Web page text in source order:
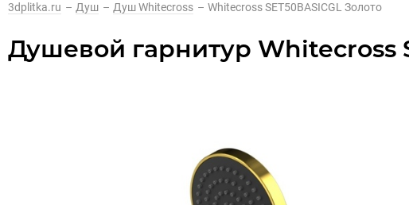
3dplitka.ru – Душ – Душ Whitecross – Whitecross SET50BASICGL Золото
Душевой гарнитур Whitecross